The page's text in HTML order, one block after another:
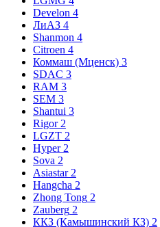
Develon 4
ЛиАЗ 4
Shanmon 4
Citroen 4
Коммаш (Мценск) 3
SDAC 3
RAM 3
SEM 3
Shantui 3
Rigor 2
LGZT 2
Hyper 2
Sova 2
Asiastar 2
Hangcha 2
Zhong Tong 2
Zauberg 2
ККЗ (Камышинский КЗ) 2